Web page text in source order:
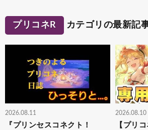
プリコネR カテゴリの最新記
2026.08.11
『プリンセスコネクト！
2026.08.10
【プリ